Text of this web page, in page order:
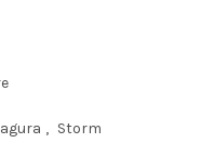
lei.
, Storm